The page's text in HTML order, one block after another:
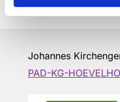
Johannes
PAD-KG-